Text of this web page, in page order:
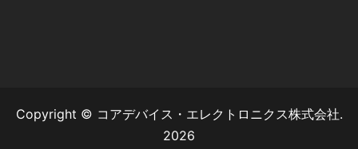
Copyright © コアデバイス・エレクトロニクス株式会社.
2026